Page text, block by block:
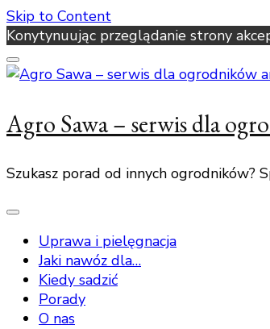
Skip to Content
Konytynuując przeglądanie strony
Agro Sawa – serwis dla
Szukasz porad od innych ogrodników?
Uprawa i pielęgnacja
Jaki nawóz dla…
Kiedy sadzić
Porady
O nas